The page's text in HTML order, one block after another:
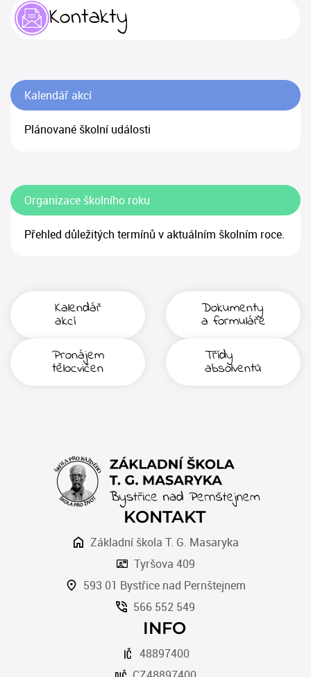
Kontakty
Kalendář akcí
Plánované školní události
Organizace školního roku
Přehled důležitých termínů v aktuálním školním roce.
Kalendář
akcí
Dokumenty
a formuláře
Pronájem
tělocvičen
Třídy
absolventů
KONTAKT
Základní škola T. G. Masaryka
Tyršova 409
593 01 Bystřice nad Pernštejnem
566 552 549
INFO
48897400